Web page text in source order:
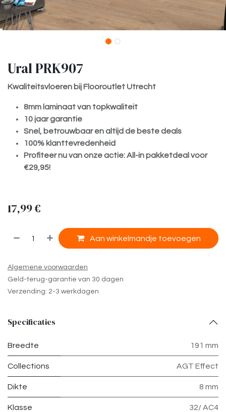
Ural PRK907
Kwaliteitsvloeren bij Flooroutlet Utrecht
8mm laminaat van topkwaliteit
10 jaar garantie
Snel, betrouwbaar en altijd de beste deals
100% klanttevredenheid
Profiteer nu van onze actie: All-in pakketdeal voor
€29,95!
17,99€
Aan winkelmandje toevoegen
Algemene voorwaarden
Geld-terug-garantie van 30 dagen
Verzending: 2-3 werkdagen
Specificaties
Breedte 191 mm
Collections AGT Effect
Dikte 8 mm
Klasse 32/ AC4